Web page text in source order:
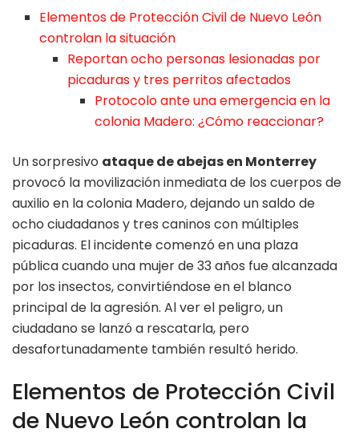
Elementos de Protección Civil de Nuevo León
controlan la situación
Reportan ocho personas lesionadas por
picaduras y tres perritos afectados
Protocolo ante una emergencia en la
colonia Madero: ¿Cómo reaccionar?
Un sorpresivo ataque de abejas en Monterrey
provocó la movilización inmediata de los cuerpos de
auxilio en la colonia Madero, dejando un saldo de
ocho ciudadanos y tres caninos con múltiples
picaduras. El incidente comenzó en una plaza
pública cuando una mujer de 33 años fue alcanzada
por los insectos, convirtiéndose en el blanco
principal de la agresión. Al ver el peligro, un
ciudadano se lanzó a rescatarla, pero
desafortunadamente también resultó herido.
Elementos de Protección Civil
de Nuevo León controlan la